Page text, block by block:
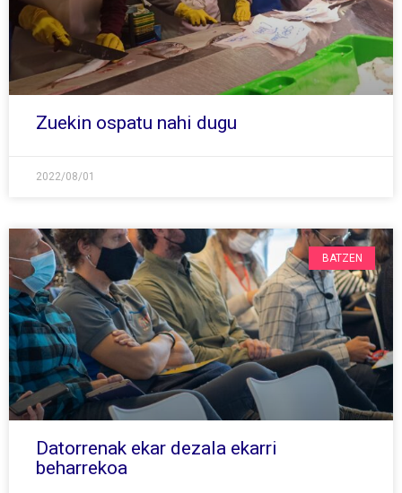
Zuekin ospatu nahi dugu
2022/08/01
BATZEN
Datorrenak ekar dezala ekarri
beharrekoa